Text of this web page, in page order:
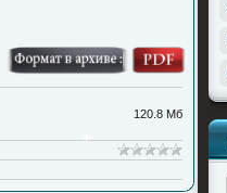
*
120.8 Мб